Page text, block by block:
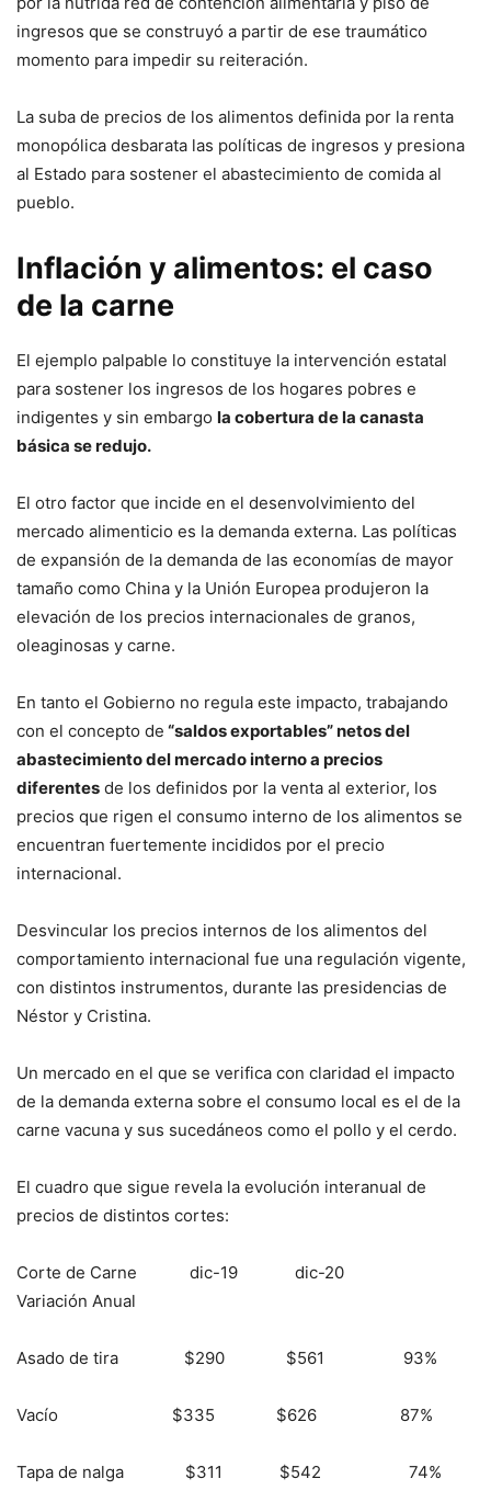
ingresos que se construyó a partir de ese traumático
momento para impedir su reiteración.
La suba de precios de los alimentos definida por la renta
monopólica desbarata las políticas de ingresos y presiona
al Estado para sostener el abastecimiento de comida al
pueblo.
Inflación y alimentos: el caso
de la carne
El ejemplo palpable lo constituye la intervención estatal
para sostener los ingresos de los hogares pobres e
indigentes y sin embargo la cobertura de la canasta
básica se redujo.
El otro factor que incide en el desenvolvimiento del
mercado alimenticio es la demanda externa. Las políticas
de expansión de la demanda de las economías de mayor
tamaño como China y la Unión Europea produjeron la
elevación de los precios internacionales de granos,
oleaginosas y carne.
En tanto el Gobierno no regula este impacto, trabajando
con el concepto de “saldos exportables” netos del
abastecimiento del mercado interno a precios
diferentes de los definidos por la venta al exterior, los
precios que rigen el consumo interno de los alimentos se
encuentran fuertemente incididos por el precio
internacional.
Desvincular los precios internos de los alimentos del
comportamiento internacional fue una regulación vigente,
con distintos instrumentos, durante las presidencias de
Néstor y Cristina.
Un mercado en el que se verifica con claridad el impacto
de la demanda externa sobre el consumo local es el de la
carne vacuna y sus sucedáneos como el pollo y el cerdo.
El cuadro que sigue revela la evolución interanual de
precios de distintos cortes:
Corte de Carne dic-19 dic-20
Variación Anual
Asado de tira $290 $561 93%
Vacío $335 $626 87%
Tapa de nalga $311 $542 74%